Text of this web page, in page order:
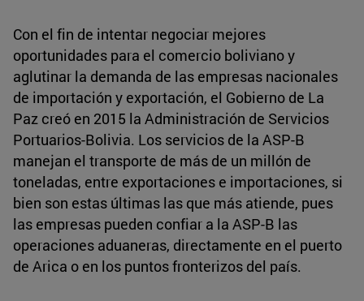
Con el fin de intentar negociar mejores
oportunidades para el comercio boliviano y
aglutinar la demanda de las empresas nacionales
de importación y exportación, el Gobierno de La
Paz creó en 2015 la Administración de Servicios
Portuarios-Bolivia. Los servicios de la ASP-B
manejan el transporte de más de un millón de
toneladas, entre exportaciones e importaciones, si
bien son estas últimas las que más atiende, pues
las empresas pueden confiar a la ASP-B las
operaciones aduaneras, directamente en el puerto
de Arica o en los puntos fronterizos del país.